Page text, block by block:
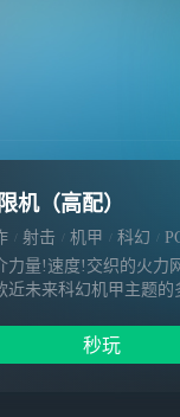
机（高配）
射击 机甲 科幻
力量!速度!交织的火力
近未来科幻机甲主题的
兵，感受动力澎湃、
秒玩